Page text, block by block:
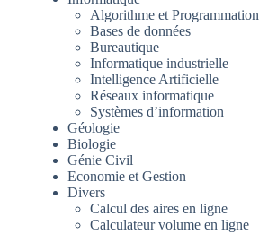
Algorithme et Programmation
Bases de données
Bureautique
Informatique industrielle
Intelligence Artificielle
Réseaux informatique
Systèmes d’information
Géologie
Biologie
Génie Civil
Economie et Gestion
Divers
Calcul des aires en ligne
Calculateur volume en ligne